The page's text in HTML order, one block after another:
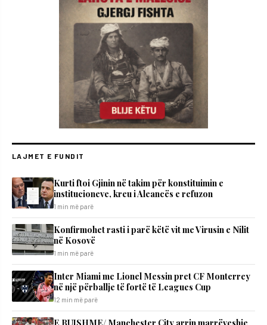
LAJMET E FUNDIT
Kurti ftoi Gjinin në takim për konstituimin e
institucioneve, kreu i Aleancës e refuzon
1 min më parë
Konfirmohet rasti i parë këtë vit me Virusin e Nilit
në Kosovë
1 min më parë
Inter Miami me Lionel Messin pret CF Monterrey
në një përballje të fortë të Leagues Cup
12 min më parë
E BUJSHME/ Manchester City arrin marrëveshje